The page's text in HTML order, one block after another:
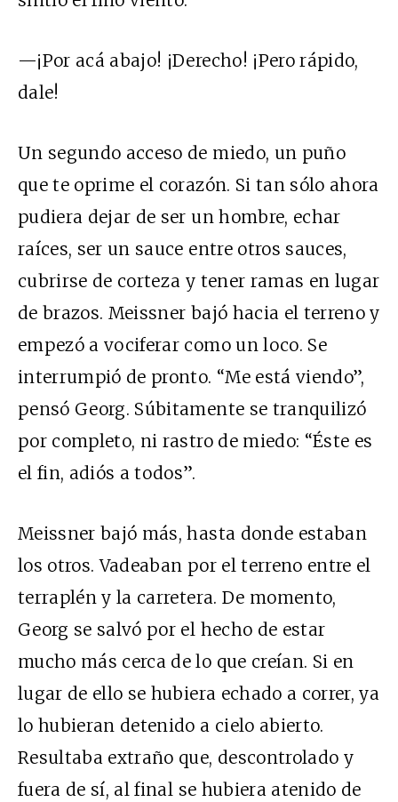
—¡Por acá abajo! ¡Derecho! ¡Pero rápido,
dale!
Un segundo acceso de miedo, un puño
que te oprime el corazón. Si tan sólo ahora
pudiera dejar de ser un hombre, echar
raíces, ser un sauce entre otros sauces,
cubrirse de corteza y tener ramas en lugar
de brazos. Meissner bajó hacia el terreno y
empezó a vociferar como un loco. Se
interrumpió de pronto. “Me está viendo”,
pensó Georg. Súbitamente se tranquilizó
por completo, ni rastro de miedo: “Éste es
el fin, adiós a todos”.
Meissner bajó más, hasta donde estaban
los otros. Vadeaban por el terreno entre el
terraplén y la carretera. De momento,
Georg se salvó por el hecho de estar
mucho más cerca de lo que creían. Si en
lugar de ello se hubiera echado a correr, ya
lo hubieran detenido a cielo abierto.
Resultaba extraño que, descontrolado y
fuera de sí, al final se hubiera atenido de